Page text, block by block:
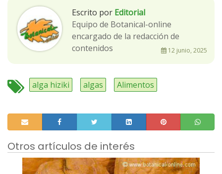
Escrito por Editorial
Equipo de Botanical-online
encargado de la redacción de
contenidos
12 junio, 2025
alga hiziki algas Alimentos
Otros artículos de interés